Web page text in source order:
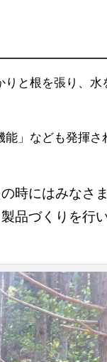
と根を張り、水
能」なども発揮さ
時にはみなさ
品づくりを行